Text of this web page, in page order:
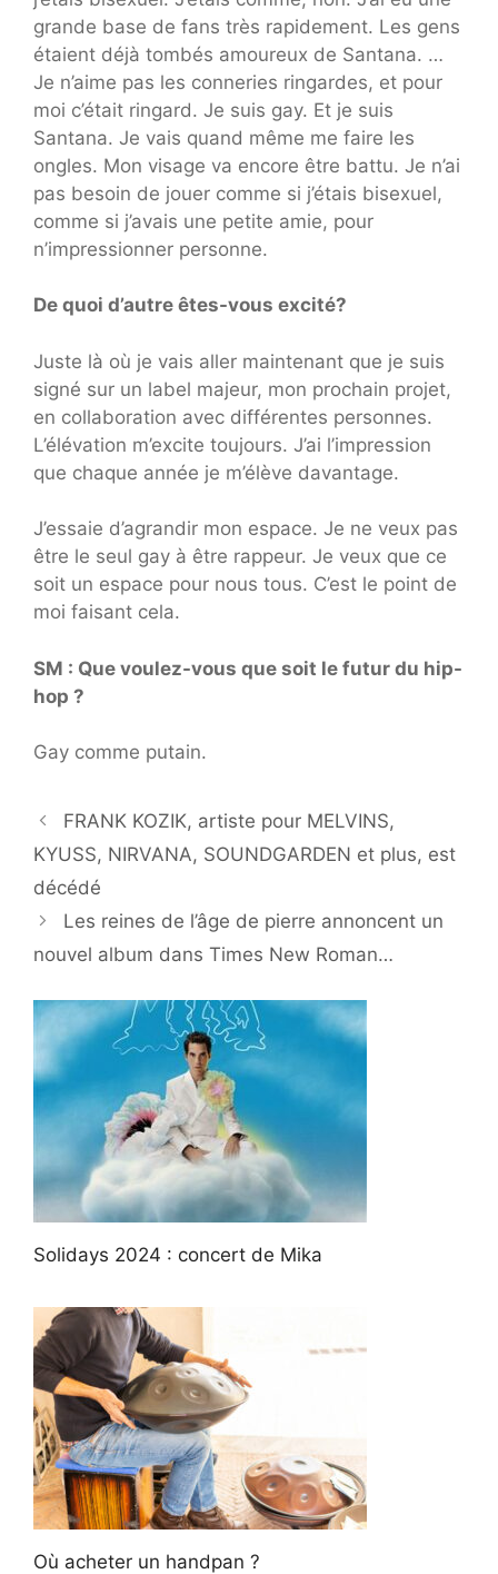
grande base de fans très rapidement. Les gens
étaient déjà tombés amoureux de Santana. …
Je n’aime pas les conneries ringardes, et pour
moi c’était ringard. Je suis gay. Et je suis
Santana. Je vais quand même me faire les
ongles. Mon visage va encore être battu. Je n’ai
pas besoin de jouer comme si j’étais bisexuel,
comme si j’avais une petite amie, pour
n’impressionner personne.
De quoi d’autre êtes-vous excité?
Juste là où je vais aller maintenant que je suis
signé sur un label majeur, mon prochain projet,
en collaboration avec différentes personnes.
L’élévation m’excite toujours. J’ai l’impression
que chaque année je m’élève davantage.
J’essaie d’agrandir mon espace. Je ne veux pas
être le seul gay à être rappeur. Je veux que ce
soit un espace pour nous tous. C’est le point de
moi faisant cela.
SM : Que voulez-vous que soit le futur du hip-
hop ?
Gay comme putain.
FRANK KOZIK, artiste pour MELVINS,
KYUSS, NIRVANA, SOUNDGARDEN et plus, est
décédé
Les reines de l’âge de pierre annoncent un
nouvel album dans Times New Roman…
Solidays 2024 : concert de Mika
Où acheter un handpan ?